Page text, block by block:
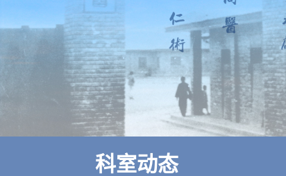
医保服务
护理到家
就诊须知
就医流程
多学科诊疗
特色医疗
病院•中心
科室动态